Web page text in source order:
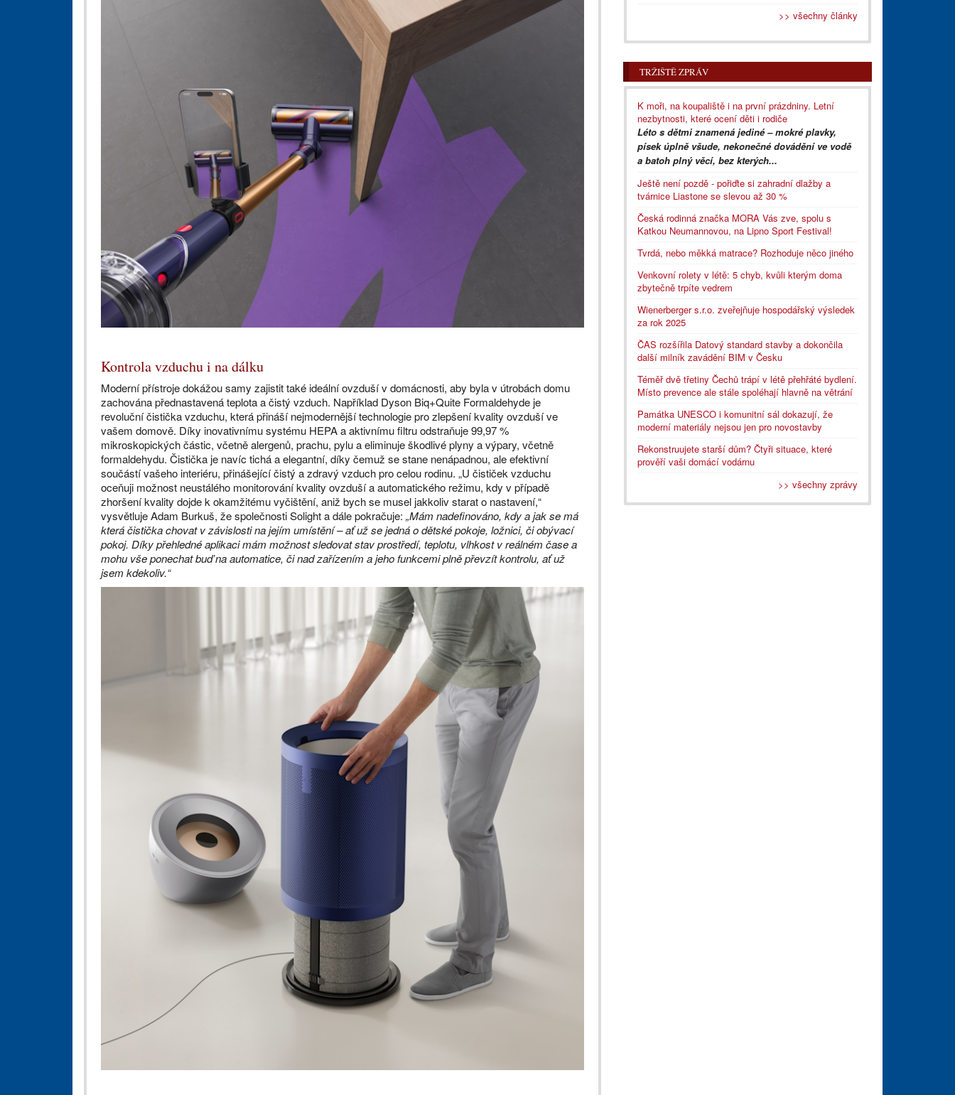
Kontrola vzduchu i na dálku
Moderní přístroje dokážou samy zajistit také ideální ovzduší v domácnosti, aby byla v útrobách domu
zachována přednastavená teplota a čistý vzduch. Například Dyson Biq+Quite Formaldehyde je
revoluční čistička vzduchu, která přináší nejmodernější technologie pro zlepšení kvality ovzduší ve
vašem domově. Díky inovativnímu systému HEPA a aktivnímu filtru odstraňuje 99,97 %
mikroskopických částic, včetně alergenů, prachu, pylu a eliminuje škodlivé plyny a výpary, včetně
formaldehydu. Čistička je navíc tichá a elegantní, díky čemuž se stane nenápadnou, ale efektivní
součástí vašeho interiéru, přinášející čistý a zdravý vzduch pro celou rodinu. „U čističek vzduchu
oceňuji možnost neustálého monitorování kvality ovzduší a automatického režimu, kdy v případě
zhoršení kvality dojde k okamžitému vyčištění, aniž bych se musel jakkoliv starat o nastavení,“
vysvětluje Adam Burkuš, že společnosti Solight a dále pokračuje: „Mám nadefinováno, kdy a jak se má
která čistička chovat v závislosti na jejím umístění – ať už se jedná o dětské pokoje, ložnici, či obývací
pokoj. Díky přehledné aplikaci mám možnost sledovat stav prostředí, teplotu, vlhkost v reálném čase a
mohu vše ponechat buď na automatice, či nad zařízením a jeho funkcemi plně převzít kontrolu, ať už
jsem kdekoliv.“
>> všechny články
TRŽIŠTĚ ZPRÁV
K moři, na koupaliště i na první prázdniny. Letní
nezbytnosti, které ocení děti i rodiče
Léto s dětmi znamená jediné – mokré plavky,
písek úplně všude, nekonečné dovádění ve vodě
a batoh plný věcí, bez kterých...
Ještě není pozdě - pořiďte si zahradní dlažby a
tvárnice Liastone se slevou až 30 %
Česká rodinná značka MORA Vás zve, spolu s
Katkou Neumannovou, na Lipno Sport Festival!
Tvrdá, nebo měkká matrace? Rozhoduje něco jiného
Venkovní rolety v létě: 5 chyb, kvůli kterým doma
zbytečně trpíte vedrem
Wienerberger s.r.o. zveřejňuje hospodářský výsledek
za rok 2025
ČAS rozšířila Datový standard stavby a dokončila
další milník zavádění BIM v Česku
Téměř dvě třetiny Čechů trápí v létě přehřáté bydlení.
Místo prevence ale stále spoléhají hlavně na větrání
Památka UNESCO i komunitní sál dokazují, že
moderní materiály nejsou jen pro novostavby
Rekonstruujete starší dům? Čtyři situace, které
prověří vaši domácí vodárnu
>> všechny zprávy